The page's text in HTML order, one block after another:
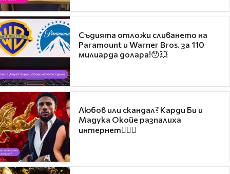
Съдията отложи сливането на
Paramount и Warner Bros. за 110
милиарда долара!😯💥
Любов или скандал? Карди Би и
Мадука Окойе разпалиха
интернет❤️‍🔥🔥